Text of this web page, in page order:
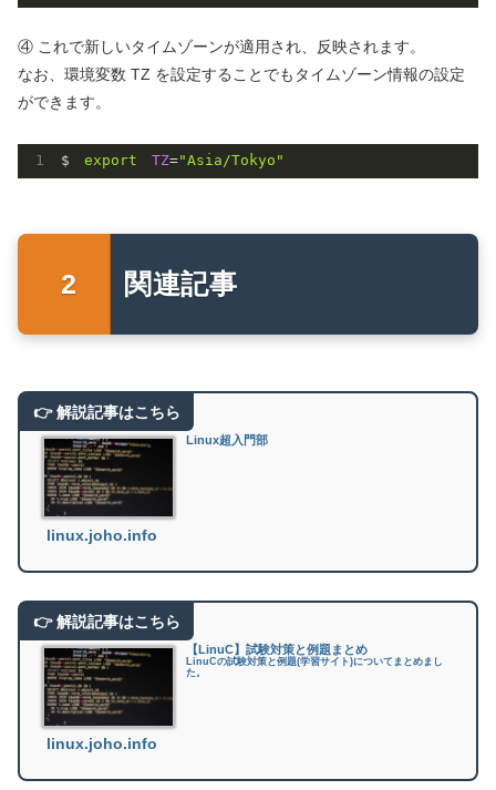
④ これで新しいタイムゾーンが適用され、反映されます。
なお、環境変数 TZ を設定することでもタイムゾーン情報の設定
ができます。
$ export TZ="Asia/Tokyo"
関連記事
Linux超入門部
linux.joho.info
【LinuC】試験対策と例題まとめ
LinuCの試験対策と例題(学習サイト)についてまとめまし
た。
linux.joho.info